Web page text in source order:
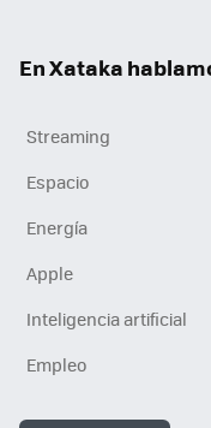
En Xataka
Streaming
Espacio
Energía
Apple
Inteligencia artificial
Empleo